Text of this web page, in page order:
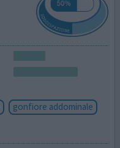
gonfiore addominale